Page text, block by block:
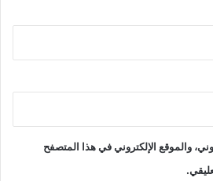
والموقع الإلكتروني في هذا المتصفح